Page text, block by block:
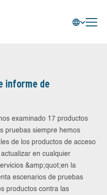
informe de
examinado 17 productos
pruebas siempre hemos
de los productos de acceso
en cualquier
&amp;quot;en la
escenarios de pruebas
productos contra las